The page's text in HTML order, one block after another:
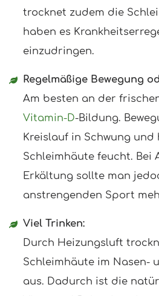
trocknet zudem die
haben es
einzudringen.
Regelmäßige Bewegung
Am besten an der
Vitamin-D-Bildung.
Kreislauf in Schwung und
Schleimhäute feucht. Bei
Erkältung sollte man
anstrengenden Sport
Viel Trinken:
Durch Heizungsluft
Schleimhäute im Nasen-
aus. Dadurch ist die